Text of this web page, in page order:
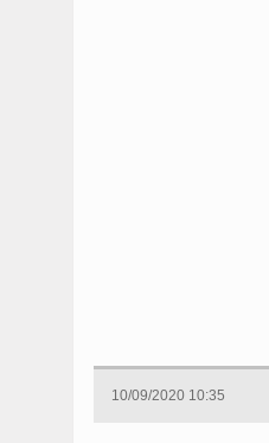
10/09/2020 10:35